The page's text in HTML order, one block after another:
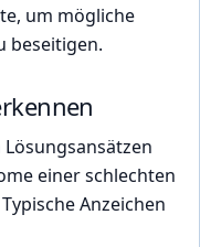
um mögliche
beseitigen.
einer schlechten
Anzeichen